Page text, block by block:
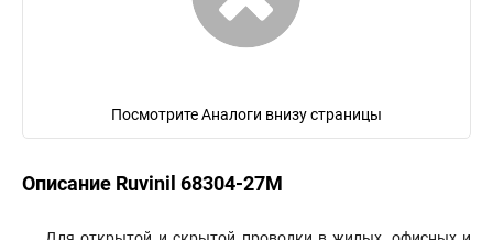
Посмотрите Аналоги внизу страницы
Описание Ruvinil 68304-27М